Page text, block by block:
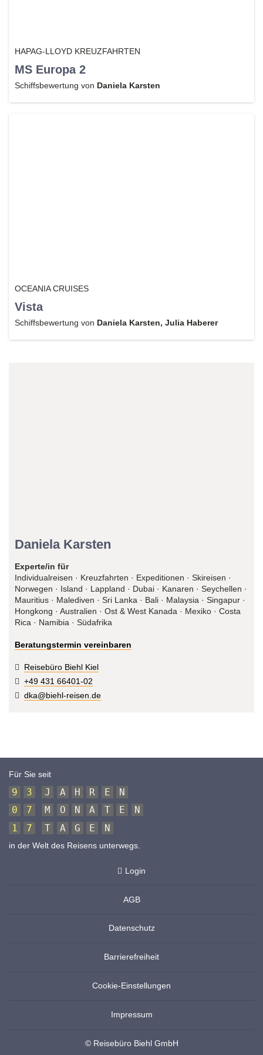
HAPAG-LLOYD KREUZFAHRTEN
MS Europa 2
Schiffsbewertung von Daniela Karsten
OCEANIA CRUISES
Vista
Schiffsbewertung von Daniela Karsten, Julia Haberer
Daniela Karsten
Experte/in für
Individualreisen · Kreuzfahrten · Expeditionen · Skireisen ·
Norwegen · Island · Lappland · Dubai · Kanaren · Seychellen ·
Mauritius · Malediven · Sri Lanka · Bali · Malaysia · Singapur ·
Hongkong · Australien · Ost & West Kanada · Mexiko · Costa
Rica · Namibia · Südafrika
Beratungstermin vereinbaren
Reisebüro Biehl Kiel
+49 431 66401-02
dka@biehl-reisen.de
Für Sie seit
9 3 J A H R E
N
0
7 M O N A T E
N
1
7 T A G E N
in der Welt des Reisens unterwegs.
Login
AGB
Datenschutz
Barrierefreiheit
Cookie-Einstellungen
Impressum
© Reisebüro Biehl GmbH